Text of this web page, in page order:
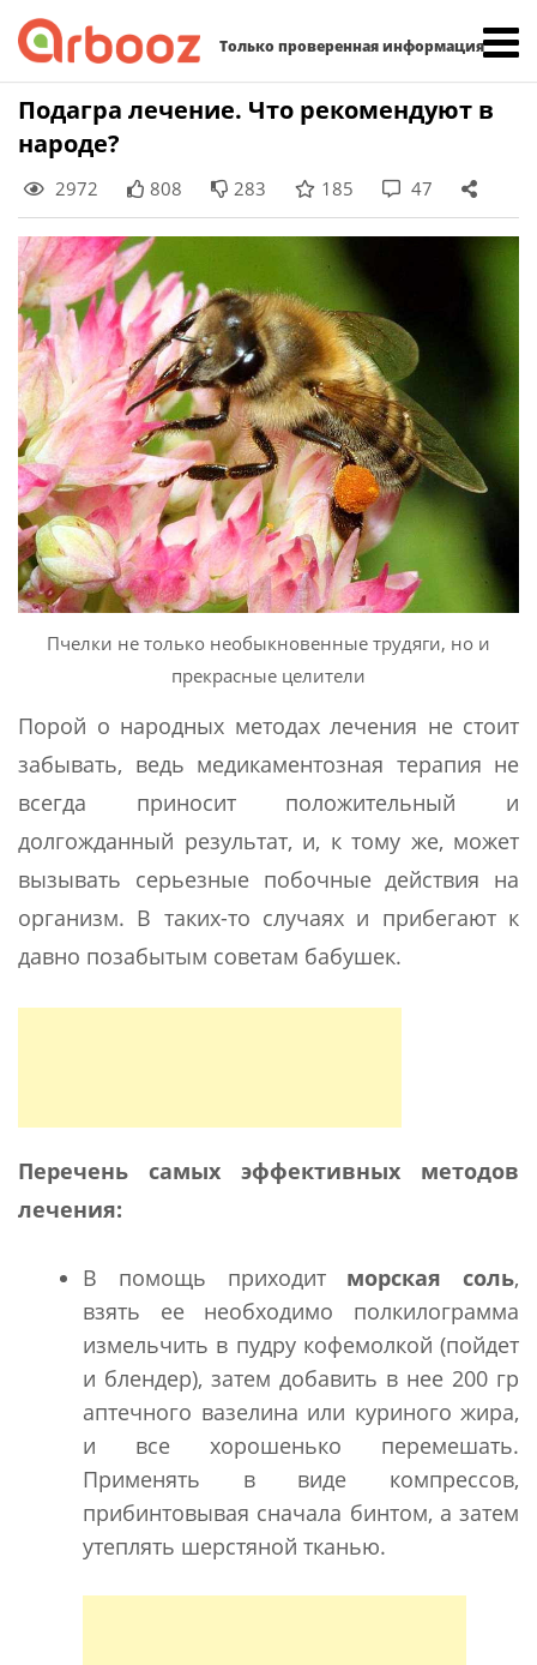
Только проверенная информация
Skip
content
Подагра лечение. Что рекомендуют в
народе?
2972 808 283 185 47
Пчелки не только необыкновенные трудяги, но и
прекрасные целители
Порой о народных методах лечения не стоит
забывать, ведь медикаментозная терапия не
всегда приносит положительный и
долгожданный результат, и, к тому же, может
вызывать серьезные побочные действия на
организм. В таких-то случаях и прибегают к
давно позабытым советам бабушек.
Перечень самых эффективных методов
лечения:
В помощь приходит морская соль,
взять ее необходимо полкилограмма
измельчить в пудру кофемолкой (пойдет
и блендер), затем добавить в нее 200 гр
аптечного вазелина или куриного жира,
и все хорошенько перемешать.
Применять в виде компрессов,
прибинтовывая сначала бинтом, а затем
утеплять шерстяной тканью.
Найти: